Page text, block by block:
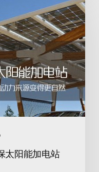
太阳能加电站